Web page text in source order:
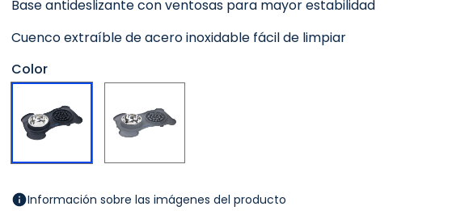
Base antideslizante con ventosas para mayor estabilidad
Cuenco extraíble de acero inoxidable fácil de limpiar
Color
Negro Gris
Información sobre las imágenes del producto